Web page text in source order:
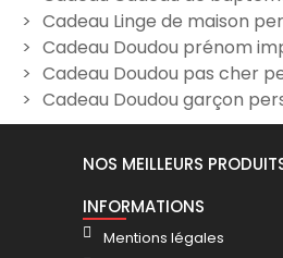
Cadeau Linge de maison
Cadeau Doudou prénom
Cadeau Doudou pas cher
Cadeau Doudou garçon
NOS MEILLEURS
INFORMATIONS
Mentions légales